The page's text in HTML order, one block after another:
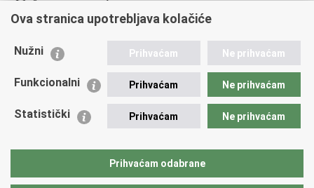
Važne poveznice
Ministarstvo unutarnjih poslova
Udruge
Policijska akademija
Zaklada policijske solidarnosti
Vučetić"
Ova stranica upotrebljava kolačiće
Nužni Prihvaćam Ne prihvaćam
Funkcionalni Prihvaćam Ne prihvaćam
Statistički Prihvaćam Ne prihvaćam
Prihvaćam odabrane